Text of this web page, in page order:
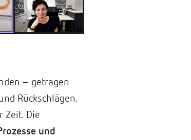
– getragen
Rückschlägen.
Zeit. Die
und